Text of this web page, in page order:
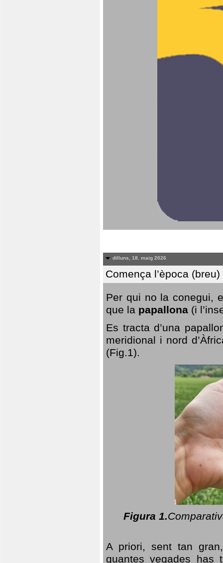
dilluns, 18. maig 2026
Comença l’època
Per qui no la conegui,
que la papallona (i
Es tracta d’una
meridional i nord
(Fig.1).
Figura 1.
A priori, sent tan
quantes vegades has